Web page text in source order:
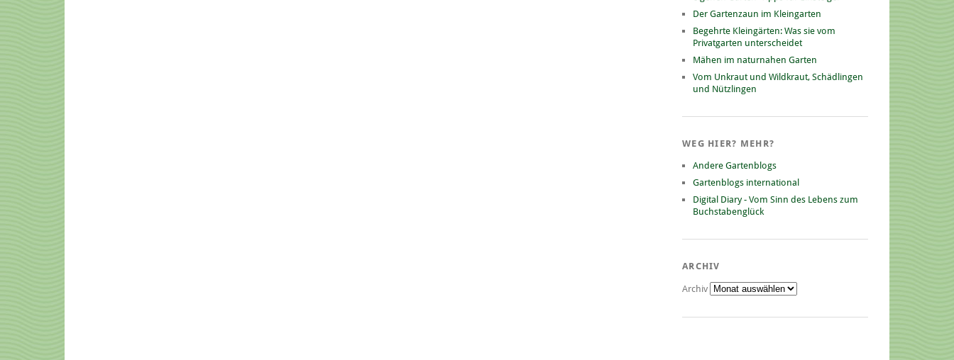
Der Gartenzaun im Kleingarten
Begehrte Kleingärten: Was sie vom
Privatgarten unterscheidet
Mähen im naturnahen Garten
Vom Unkraut und Wildkraut, Schädlingen
und Nützlingen
WEG HIER? MEHR?
Andere Gartenblogs
Gartenblogs international
Digital Diary - Vom Sinn des Lebens zum
Buchstabenglück
ARCHIV
Archiv